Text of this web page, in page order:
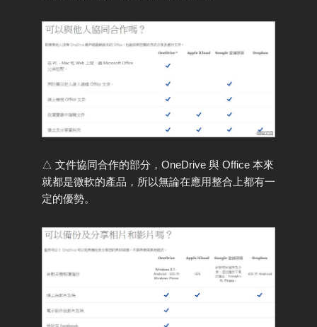
△ 文件協同合作的部分，OneDrive 與 Office 本來
就都是微軟的產品，所以無論在應用整合上都有一
定的優勢。